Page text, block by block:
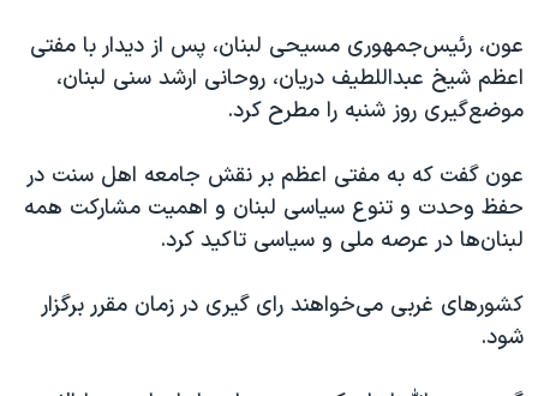
عون، رئیس‌جمهوری مسیحی لبنان، پس از دیدار با مفتی
اعظم شیخ عبداللطیف دریان، روحانی ارشد سنی لبنان،
موضع‌گیری روز شنبه را مطرح کرد.
عون گفت که به مفتی اعظم بر نقش جامعه اهل سنت در
حفظ وحدت و تنوع سیاسی لبنان و اهمیت مشارکت همه
لبنان‌ها در عرصه ملی و سیاسی تاکید کرد.
کشورهای غربی می‌خواهند رای گیری در زمان مقرر برگزار
شود.